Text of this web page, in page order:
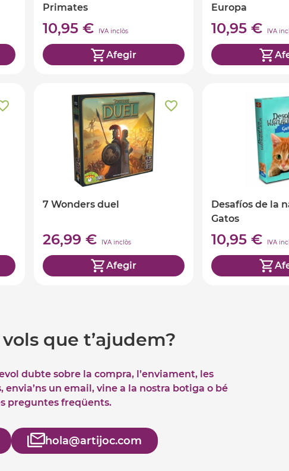
Primates
10,95 € IVA inclòs
Afegir
Europa
10,95 € IVA
7 Wonders duel
26,99 € IVA inclòs
Afegir
Desafíos de la
Gatos
10,95 € IVA
que t’ajudem?
dubte sobre la compra, l’enviament, les
envia’ns un email, vine a la nostra botiga o bé
preguntes freqüents.
hola@artijoc.com